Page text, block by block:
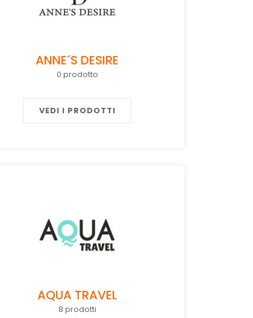
ANNE´S DESIRE
0 prodotto
VEDI I PRODOTTI
AQUA TRAVEL
8 prodotti